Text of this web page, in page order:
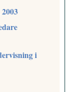
2003
i